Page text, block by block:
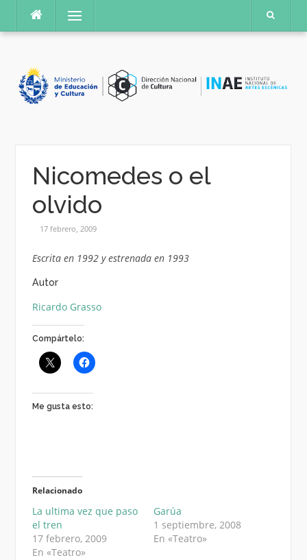
contenido
Menú
Nicomedes o el
olvido
17 febrero, 2009
Escrita en 1992 y estrenada en 1993
Autor
Ricardo Grasso
Compártelo:
Me gusta esto:
Relacionado
La ultima vez que paso
el tren
17 febrero, 2009
En «Teatro»
Garúa
1 septiembre, 2008
En «Teatro»